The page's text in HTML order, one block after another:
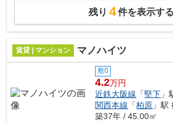
残り 4件を表示する
賃貸 | マンション マノハイツ
敷0
4.2万円
近鉄大阪線 「堅下 」
関西本線 「柏原 」駅
築37年 / 45.00㎡